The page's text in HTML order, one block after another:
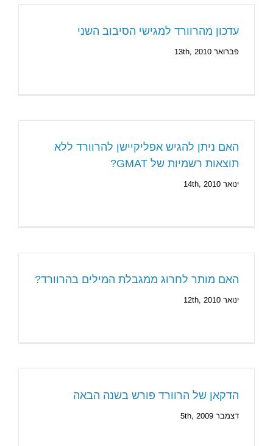
עדכון מהרוורד למגישי הסיבוב השני
פברואר 13th, 2010
האם ניתן להגיש אפליקיישן להרוורד ללא
תוצאות רשמיות של GMAT?
ינואר 14th, 2010
האם מותר לחרוג ממגבלת המילים בהרוורד?
ינואר 12th, 2010
הדקאן של הרוורד פורש בשנה הבאה
דצמבר 5th, 2009